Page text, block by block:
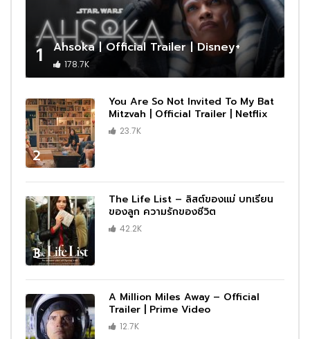
1 Ahsoka | Official Trailer | Disney+
178.7K
2
You Are So Not Invited To My Bat
Mitzvah | Official Trailer | Netflix
23.7K
3
The Life List – ลิสต์ของแม่ บทเรียน
ของลูก ความรักของชีวิต
42.2K
A Million Miles Away – Official
Trailer | Prime Video
12.7K